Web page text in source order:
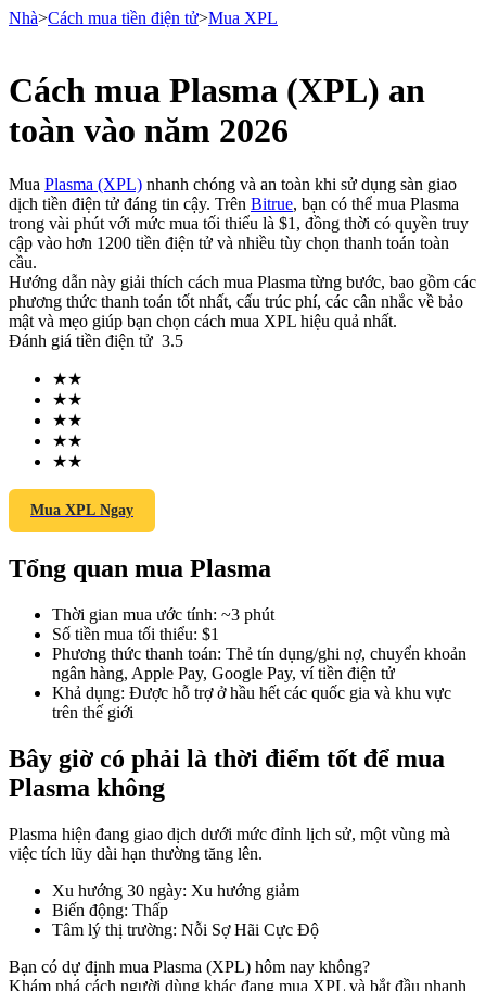
Hợp đồng tương lai
USDT Futures
COIN-M Futures
Futures sử dụng token làm tài sản thế chấp
TradFi
USDC Futures vĩnh cửu
Nhà>Cách mua tiền điện tử>Mua XPL
Cách mua Plasma (XPL) an
toàn vào năm 2026
Mua Plasma (XPL) nhanh chóng và an toàn khi sử dụng sàn giao
dịch tiền điện tử đáng tin cậy. Trên Bitrue, bạn có thể mua Plasma
trong vài phút với mức mua tối thiểu là $1, đồng thời có quyền truy
cập vào hơn 1200 tiền điện tử và nhiều tùy chọn thanh toán toàn
cầu.
Hướng dẫn này giải thích cách mua Plasma từng bước, bao gồm các
phương thức thanh toán tốt nhất, cấu trúc phí, các cân nhắc về bảo
mật và mẹo giúp bạn chọn cách mua XPL hiệu quả nhất.
Đánh giá tiền điện tử 3.5
★★
★★
★★
★★
★★
Mua XPL Ngay
Tổng quan mua Plasma
Thời gian mua ước tính: ~3 phút
Số tiền mua tối thiểu: $1
Phương thức thanh toán: Thẻ tín dụng/ghi nợ, chuyển khoản
ngân hàng, Apple Pay, Google Pay, ví tiền điện tử
Khả dụng: Được hỗ trợ ở hầu hết các quốc gia và khu vực
trên thế giới
Bây giờ có phải là thời điểm tốt để mua
Plasma không
Plasma hiện đang giao dịch dưới mức đỉnh lịch sử, một vùng mà
việc tích lũy dài hạn thường tăng lên.
Xu hướng 30 ngày: Xu hướng giảm
Biến động: Thấp
Tâm lý thị trường: Nỗi Sợ Hãi Cực Độ
Bạn có dự định mua Plasma (XPL) hôm nay không?
Khám phá cách người dùng khác đang mua XPL và bắt đầu nhanh